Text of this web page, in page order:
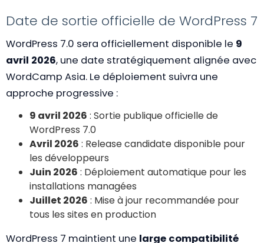
Date de sortie officielle de WordPress 7
WordPress 7.0 sera officiellement disponible le 9
avril 2026, une date stratégiquement alignée avec
WordCamp Asia. Le déploiement suivra une
approche progressive :
9 avril 2026 : Sortie publique officielle de
WordPress 7.0
Avril 2026 : Release candidate disponible pour
les développeurs
Juin 2026 : Déploiement automatique pour les
installations managées
Juillet 2026 : Mise à jour recommandée pour
tous les sites en production
WordPress 7 maintient une large compatibilité